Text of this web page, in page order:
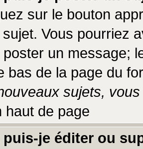
sur le bouton
Vous pourriez
un message;
bas de la page du
sujets,
haut de page
puis-je éditer ou